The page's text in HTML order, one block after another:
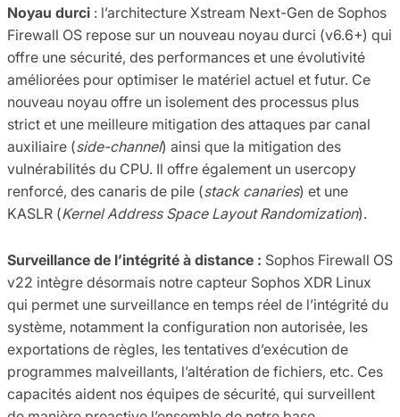
Noyau durci : l’architecture Xstream Next-Gen de Sophos
Firewall OS repose sur un nouveau noyau durci (v6.6+) qui
offre une sécurité, des performances et une évolutivité
améliorées pour optimiser le matériel actuel et futur. Ce
nouveau noyau offre un isolement des processus plus
strict et une meilleure mitigation des attaques par canal
auxiliaire (side-channel) ainsi que la mitigation des
vulnérabilités du CPU. Il offre également un usercopy
renforcé, des canaris de pile (stack canaries) et une
KASLR (Kernel Address Space Layout Randomization).
Surveillance de l’intégrité à distance : Sophos Firewall OS
v22 intègre désormais notre capteur Sophos XDR Linux
qui permet une surveillance en temps réel de l’intégrité du
système, notamment la configuration non autorisée, les
exportations de règles, les tentatives d’exécution de
programmes malveillants, l’altération de fichiers, etc. Ces
capacités aident nos équipes de sécurité, qui surveillent